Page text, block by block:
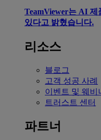
TeamViewer는 AI 제
있다고 밝혔습니다.
리소스
블로그
고객 성공 사례
이벤트 및 웨비
트러스트 센터
파트너